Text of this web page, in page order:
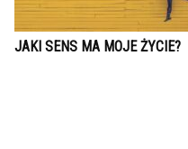
JAKI SENS MA MOJE ŻYCIE?